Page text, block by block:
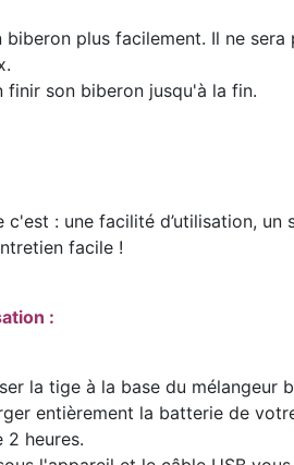
plus facilement. Il ne sera
finir son biberon jusqu'à la fin.
c'est : une facilité d’utilisation, un
facile !
:
la tige à la base du mélangeur
entièrement la batterie de
2 heures.